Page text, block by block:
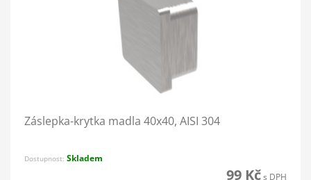
Záslepka-krytka madla 40x40, AISI 304
Dostupnost: Skladem
99 Kčs DPH